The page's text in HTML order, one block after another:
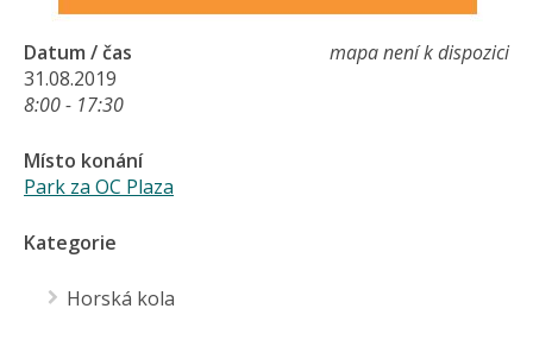
mapa není k dispozici
Datum / čas
31.08.2019
8:00 - 17:30
Místo konání
Park za OC Plaza
Kategorie
Horská kola